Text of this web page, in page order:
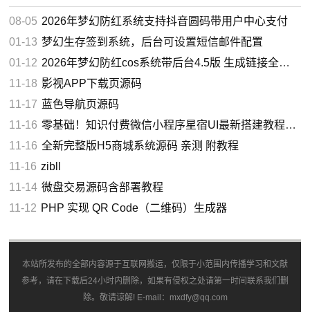
08-05 2026年梦幻防红系统支持抖音圆码带用户中心支付
01-13 梦幻生存签到系统，后台可设置短信邮件配置
01-12 2026年梦幻防红cos系统带后台4.5版 生成链接全套防红
11-18 影视APP下载页源码
11-17 蓝色导航页源码
11-16 零基础！知识付费微信小程序星宿UI最新搭建教程，附带配套软件
11-16 全新完整版H5商城系统源码 亲测 附教程
11-16 zibll
11-14 微盘交易源码含部署教程
11-12 PHP 实现 QR Code（二维码）生成器
本站所发布的全部内容源于互联网搬运，仅限于小范围内传播学习和文献
参考，请在下载后24小时内删除，如果有侵权之处请第一时间联系我们删
除。敬请谅解! E-mail：mxdfy@qq.com